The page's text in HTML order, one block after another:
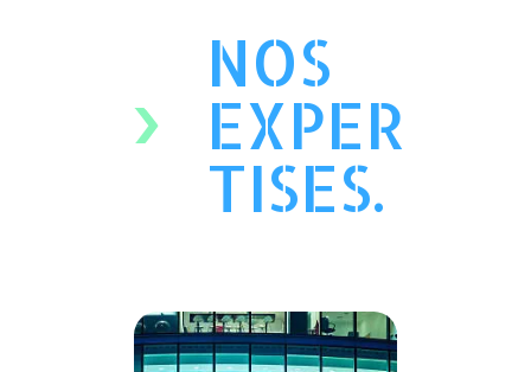
NOS
EXPER
TISES.